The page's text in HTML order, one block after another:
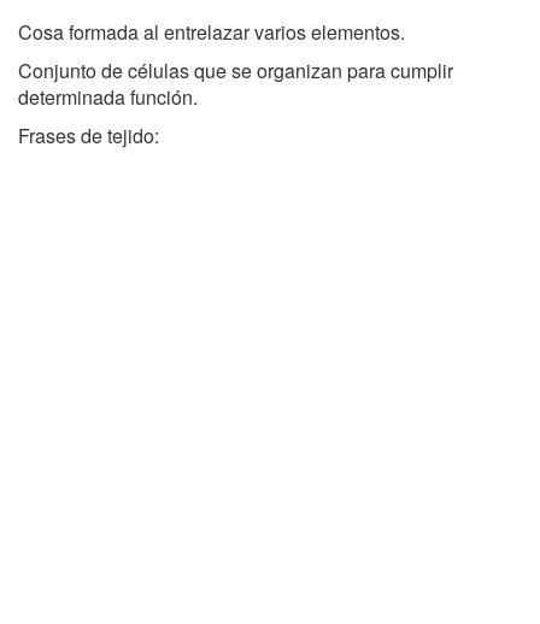
Cosa formada al entrelazar varios elementos.
Conjunto de células que se organizan para cumplir
determinada función.
Frases de tejido: